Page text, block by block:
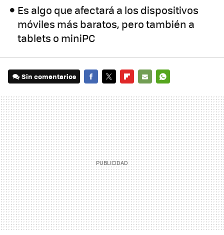
Es algo que afectará a los dispositivos
móviles más baratos, pero también a
tablets o miniPC
Sin comentarios
MAIL